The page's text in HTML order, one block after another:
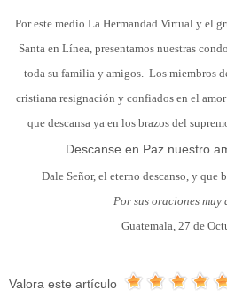
Por este medio La Hermandad Virtual y el
Santa en Línea, presentamos nuestras
toda su familia y amigos. Los miembros
cristiana resignación y confiados en el
que descansa ya en los brazos del
Descanse en Paz nuestro
Dale Señor, el eterno descanso, y que
Por sus oraciones muy
Guatemala, 27 de
Valora este artículo